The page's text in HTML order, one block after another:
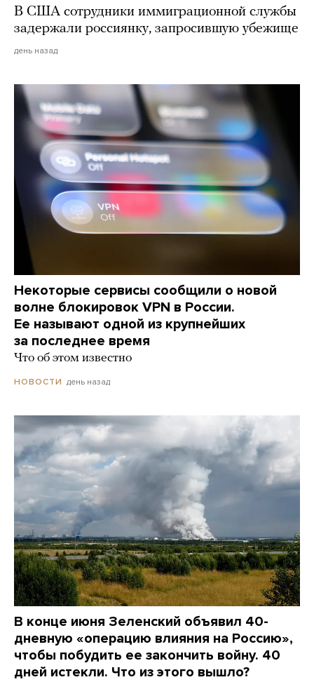
В США сотрудники иммиграционной службы
задержали россиянку, запросившую убежище
день назад
Некоторые сервисы сообщили о новой
волне блокировок VPN в России.
Ее называют одной из крупнейших
за последнее время
Что об этом известно
НОВОСТИ день назад
В конце июня Зеленский объявил 40-
дневную «операцию влияния на Россию»,
чтобы побудить ее закончить войну. 40
дней истекли. Что из этого вышло?